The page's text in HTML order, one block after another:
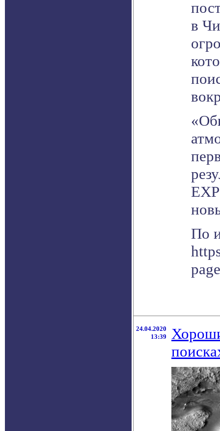
в
По
24.04.2020
13:39